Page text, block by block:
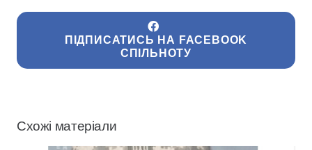
ПІДПИСАТИСЬ НА FACEBOOK
СПІЛЬНОТУ
Схожі матеріали